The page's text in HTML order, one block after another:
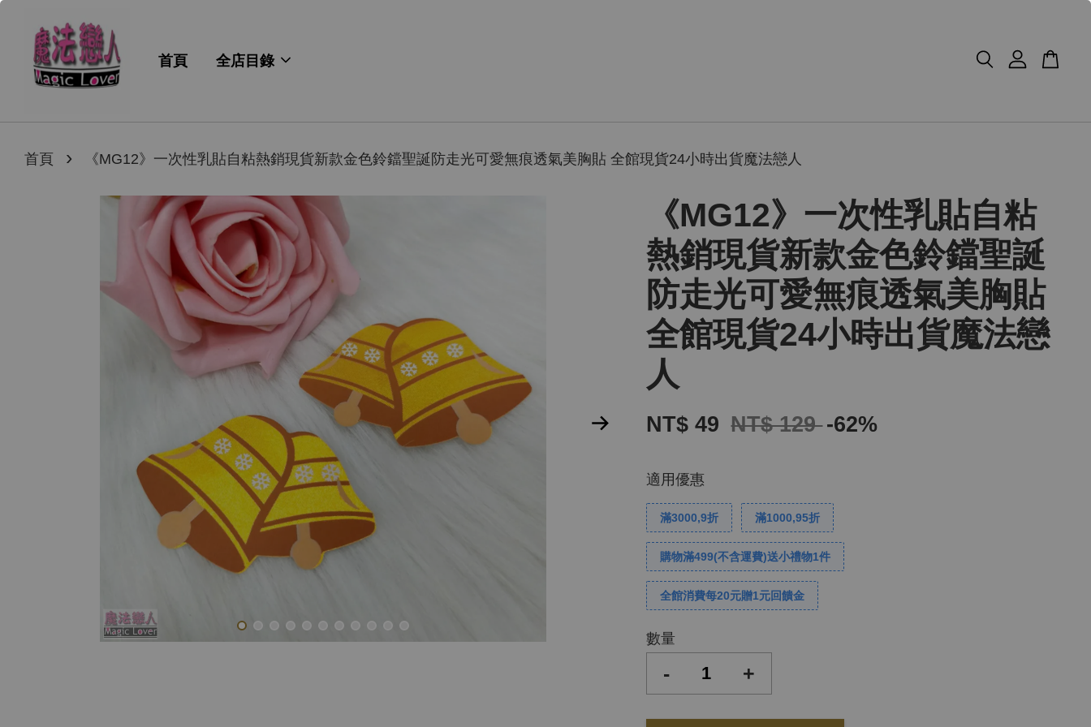
首頁 全店目錄
首頁 › 《MG12》一次性乳貼自粘熱銷現貨新款金色鈴鐺聖誕防走光可愛無痕透氣美胸貼 全館現貨24小時出貨魔法戀人
《MG12》一次性乳貼自粘
熱銷現貨新款金色鈴鐺聖誕
防走光可愛無痕透氣美胸貼
全館現貨24小時出貨魔法戀
人
NT$ 49 NT$ 129-62%
適用優惠
滿3000,9折 滿1000,95折
購物滿499(不含運費)送小禮物1件
全館消費每20元贈1元回饋金
數量
- +